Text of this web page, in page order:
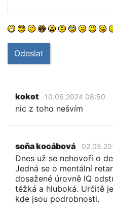
Odeslat
kokot 10.06.2024 08:50
nic z toho nešvím
soňa kocábová
Dnes už se nehovoří o
Jedná se o mentální
dosažené úrovně IQ
těžká a hluboká. Určitě
kde jsou podrobnosti.